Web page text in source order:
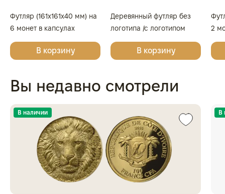
Футляр (161x161x40 мм) на
6 монет в капсулах
(диаметр 46 мм), тёмно-
В корзину
Деревянный футляр без
логотипа /с логотипом
Золотая Плата/Сеятель/
Георгий Победоносец для
В корзину
2
Вы недавно смотрели
В наличии В